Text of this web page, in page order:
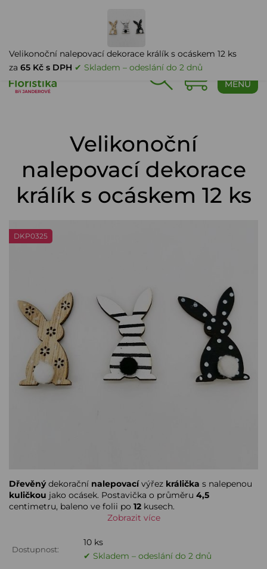
MENU
Velikonoční
nalepovací dekorace
králík s ocáskem 12 ks
DKP0325
Dřevěnýdekorační nalepovacívýřez králička s nalepenou
kuličkou jako ocásek. Postavička o průměru 4,5
centimetru, baleno ve folii po 12 kusech.
Zobrazit více
Dostupnost:
10 ks
✔ Skladem – odeslání do 2 dnů
Velikonoční nalepovací dekorace králík s ocáskem 12 ks
za 65 Kč s DPH ✔ Skladem – odeslání do 2 dnů